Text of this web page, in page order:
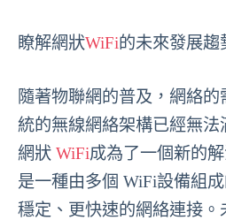
瞭解網狀WiFi的未來發展趨
隨著物聯網的普及，網絡
統的無線網絡架構已經無法
網狀 WiFi成為了一個新的
是一種由多個 WiFi設備組
穩定、更快速的網絡連接。